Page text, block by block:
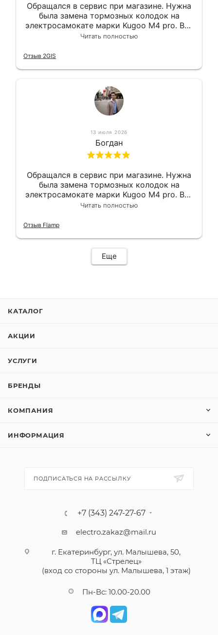
Обращался в сервис при магазине. Нужна
была замена тормозных колодок на
электросамокате марки Kugoo M4 pro. Всё
сделали в лучшем виде и в максимально
гарантии, поэтому и обратился в этот
Читать полностью
Отзыв 2GIS
13 июля 2026
Богдан
Обращался в сервис при магазине. Нужна
была замена тормозных колодок на
электросамокате марки Kugoo M4 pro. Всё
сделали в лучшем виде и в максимально
гарантии, поэтому и обратился в этот
Читать полностью
Отзыв Flamp
Еще
КАТАЛОГ
АКЦИИ
УСЛУГИ
БРЕНДЫ
КОМПАНИЯ
ИНФОРМАЦИЯ
ПОДПИСАТЬСЯ НА РАССЫЛКУ
+7 (343) 247-27-67
electro.zakaz@mail.ru
г. Екатеринбург, ул. Малышева, 50,
ТЦ «Стрелец»
(вход со стороны ул. Малышева, 1 этаж)
Пн-Вс: 10.00-20.00